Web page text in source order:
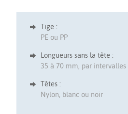
Tige :
PE ou PP
Longueurs sans la tête :
35 à 70 mm, par
Têtes :
Nylon, blanc ou noir